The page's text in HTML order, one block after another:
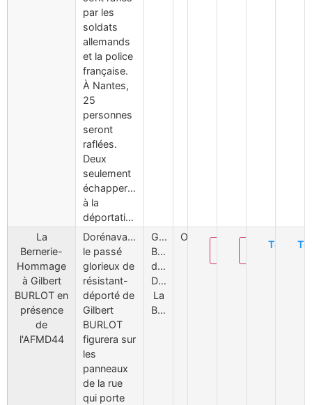
par les
soldats
allemands
et la police
française.
À Nantes,
25
personnes
seront
raflées.
Deux
seulement
échapperont
à la
déportation.
La
Bernerie-
Hommage
à Gilbert
BURLOT en
présence
de
l'AFMD44
Dorénavant,
le passé
glorieux de
résistant-
déporté de
Gilbert
BURLOT
figurera sur
les
panneaux
de la rue
qui porte
Gilbert
Burlot,
déporté,
Dachau,
La
BERNERIE
Oui
Supprimer